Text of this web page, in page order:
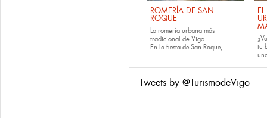
ROMERÍA DE SAN
ROQUE
La romería urbana más
tradicional de Vigo
En la fiesta de San Roque, ...
tu
Tweets by @TurismodeVigo